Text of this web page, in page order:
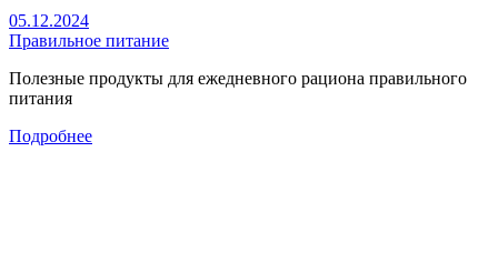
05.12.2024
Правильное питание
Полезные продукты для ежедневного рациона правильного
питания
Подробнее